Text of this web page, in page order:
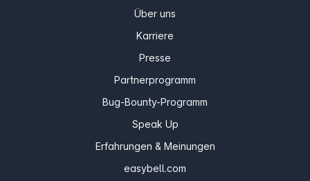
Über uns
Karriere
Presse
Partnerprogramm
Bug-Bounty-Programm
Speak Up
Erfahrungen & Meinungen
easybell.com